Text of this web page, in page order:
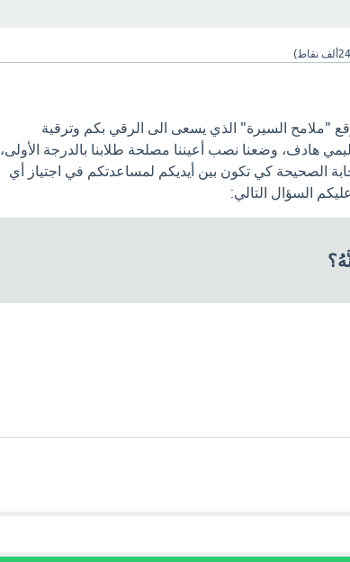
نقاط)
"ملامح السيرة" الذي يسعى الى الرقي بكم وترقية
هادف، وضعنا نصب أعيننا مصلحة طلابنا بالدرجة الأولى،
الصحيحة كي تكون بين أيديكم لمساعدتكم في اجتياز أي
السؤال التالي: